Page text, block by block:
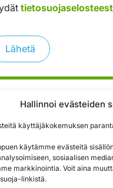
Hallinnoi evästeiden
käyttäjäkokemuksen
käytämme evästeitä
sosiaalisen
markkinointia. Voit aina
linkistä.
Lähetä